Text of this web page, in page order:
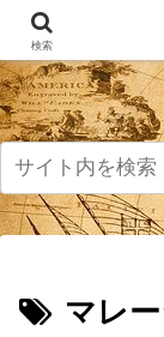
記事掲載
マレ
検索